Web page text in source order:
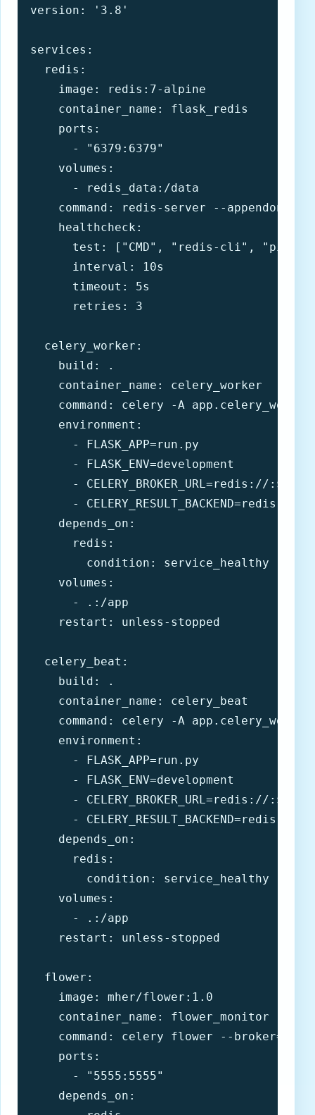
version: '3.8'
services:
  redis:
    image: redis:7-alpine
    container_name: flask_redis
    ports:
      - "6379:6379"
    volumes:
      - redis_data:/data
command: redis-server --appendonly
    healthcheck:
      test: ["CMD", "redis-cli", "ping"]
      interval: 10s
      timeout: 5s
      retries: 3
  celery_worker:
    build: .
    container_name: celery_worker
command: celery -A
    environment:
      - FLASK_APP=run.py
      - FLASK_ENV=development
- CELERY_BROKER_URL=redis://
- CELERY_RESULT_BACKEND=redis://
    depends_on:
      redis:
        condition: service_healthy
    volumes:
      - .:/app
    restart: unless-stopped
  celery_beat:
    build: .
    container_name: celery_beat
command: celery -A
    environment:
      - FLASK_APP=run.py
      - FLASK_ENV=development
- CELERY_BROKER_URL=redis://
- CELERY_RESULT_BACKEND=redis://
    depends_on:
      redis:
        condition: service_healthy
    volumes:
      - .:/app
    restart: unless-stopped
  flower:
    image: mher/flower:1.0
    container_name: flower_monitor
command: celery flower --
    ports:
      - "5555:5555"
    depends_on: